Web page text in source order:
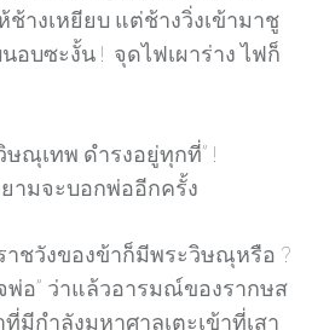
ช้างเหยียบ แต่ช้างวิ่งเข้ามาชู
อบซะงั้น ! จุดไฟเผาร่าง ไฟก็
ษณุเทพ ดำรงอยู่ทุกที่” !
ามจะบอกพ่ออีกครั้ง
าชวังของข้าก็มีพระวิษณุหรือ ?
พ่อ” ว่าแล้วอารมณ์ของรากษส
มีกำลังมหาศาลเตะเข้าที่เสา